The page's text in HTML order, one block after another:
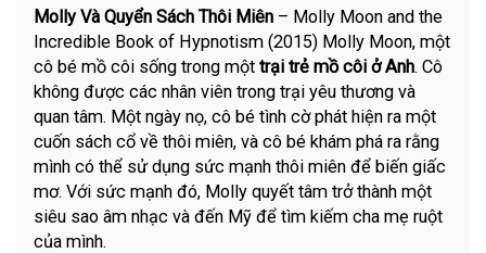
Molly Và Quyển Sách Thôi Miên – Molly Moon and the
Incredible Book of Hypnotism (2015) Molly Moon, một
cô bé mồ côi sống trong mộttrại trẻ mồ côi ở Anh. Cô
không được các nhân viên trong trại yêu thương và
quan tâm. Một ngày nọ, cô bé tình cờ phát hiện ra một
cuốn sách cổ về thôi miên, và cô bé khám phá ra rằng
mình có thể sử dụng sức mạnh thôi miên để biến giấc
mơ. Với sức mạnh đó, Molly quyết tâm trở thành một
siêu sao âm nhạc và đến Mỹ để tìm kiếm cha mẹ ruột
của mình.